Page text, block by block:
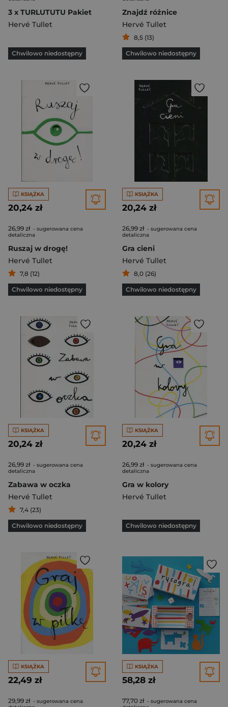
3 x TURLUTUTU Pakiet
Hervé Tullet
Chwilowo niedostępny
Znajdź różnice
Hervé Tullet
8,5 (13)
Chwilowo niedostępny
KSIĄŻKA
20,24 zł
26,99 zł - sugerowana cena
detaliczna
Ruszaj w drogę!
Hervé Tullet
7,8 (12)
Chwilowo niedostępny
KSIĄŻKA
20,24 zł
26,99 zł - sugerowana cena
detaliczna
Gra cieni
Hervé Tullet
8,0 (26)
Chwilowo niedostępny
KSIĄŻKA
20,24 zł
26,99 zł - sugerowana cena
detaliczna
Zabawa w oczka
Hervé Tullet
7,4 (23)
Chwilowo niedostępny
KSIĄŻKA
20,24 zł
26,99 zł - sugerowana cena
detaliczna
Gra w kolory
Hervé Tullet
Chwilowo niedostępny
KSIĄŻKA
22,49 zł
29,99 zł - sugerowana cena
KSIĄŻKA
58,28 zł
77,70 zł - sugerowana cena